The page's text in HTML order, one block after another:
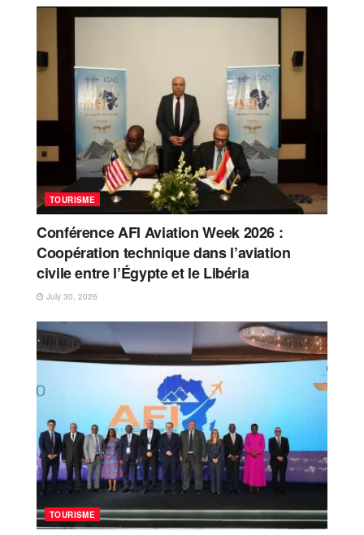
TOURISME
Conférence AFI Aviation Week 2026 :
Coopération technique dans l’aviation
civile entre l’Égypte et le Libéria
July 30, 2026
TOURISME